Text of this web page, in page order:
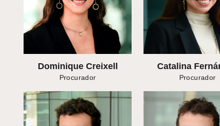
Dominique Creixell
Procurador
Catalina
Procurador